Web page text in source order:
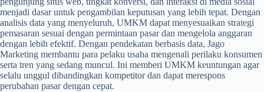
menjadi dasar untuk pengambilan keputusan yang lebih tepat. Dengan
analisis data yang menyeluruh, UMKM dapat menyesuaikan strategi
pemasaran sesuai dengan permintaan pasar dan mengelola anggaran
dengan lebih efektif. Dengan pendekatan berbasis data, Jago
Marketing membantu para pelaku usaha mengenali perilaku konsumen
serta tren yang sedang muncul. Ini memberi UMKM keuntungan agar
selalu unggul dibandingkan kompetitor dan dapat merespons
perubahan pasar dengan cepat.